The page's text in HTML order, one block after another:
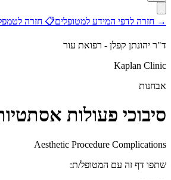
→ חזרה לדפי המידע למטופלים📋 חזרה
ד"ר יהונתן קפלן - רפואת עור
Kaplan Clinic
אבחנות
סיבוכי פעולות
Aesthetic Procedure Complications
שתפו דף זה עם המטופל/ת: